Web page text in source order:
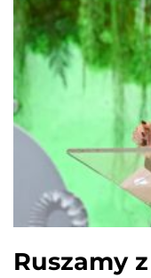
Ruszamy